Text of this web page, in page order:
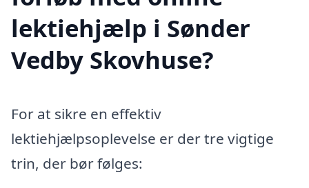
lektiehjælp i Sønder
Vedby Skovhuse?
For at sikre en effektiv
lektiehjælpsoplevelse er der tre vigtige
trin, der bør følges: